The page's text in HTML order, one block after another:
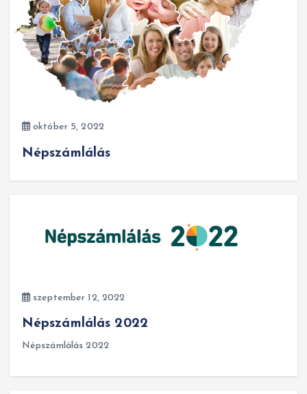
október 5, 2022
Népszámlálás
szeptember 12, 2022
Népszámlálás 2022
Népszámlálás 2022